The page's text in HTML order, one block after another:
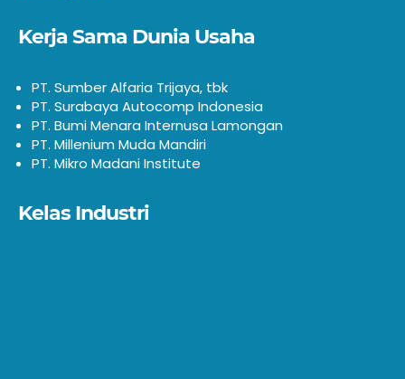
Kerja Sama Dunia Usaha
PT. Sumber Alfaria Trijaya, tbk
PT. Surabaya Autocomp Indonesia
PT. Bumi Menara Internusa Lamongan
PT. Millenium Muda Mandiri
PT. Mikro Madani Institute
Kelas Industri